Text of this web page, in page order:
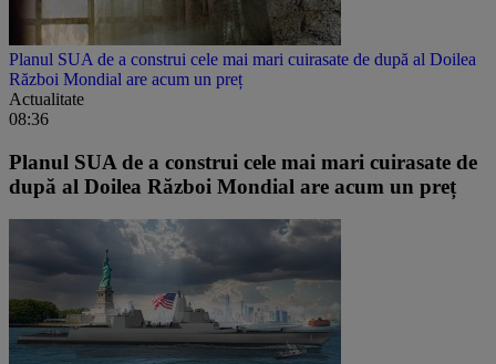
Planul SUA de a construi cele mai mari cuirasate de după al Doilea
Război Mondial are acum un preț
Actualitate
08:36
Planul SUA de a construi cele mai mari cuirasate de
după al Doilea Război Mondial are acum un preț